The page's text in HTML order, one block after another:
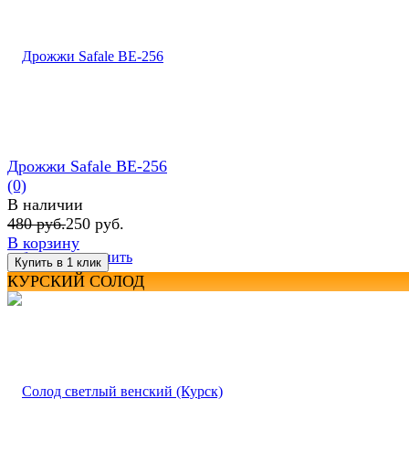
избранное сравнить
Дрожжи Safale BE-256
(0)
В наличии
480 руб.250 руб.
В корзину
КУРСКИЙ СОЛОД